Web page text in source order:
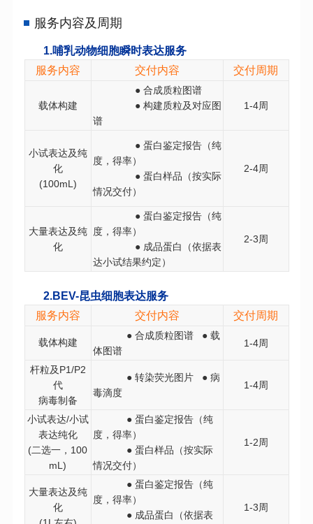
服务内容及周期
1.哺乳动物细胞瞬时表达服务
服务内容
交付内容 交付周期
载体构建
● 合成质粒图谱
● 构建质粒及对应图
谱
1-4周
小试表达及纯
化
(100mL)
● 蛋白鉴定报告（纯
度，得率）
● 蛋白样品 （按实际
情况交付）
2-4周
大量表达及纯
化
● 蛋白鉴定报告（纯
度，得率）
● 成品蛋白 （依据表
达小试结果约定）
2-3周
2.BEV-昆虫细胞表达服务
服务内容
交付内容 交付周期
载体构建
● 合成质粒图谱 ● 载
体图谱
1-4周
杆粒及P1/P2
代
病毒制备
● 转染荧光图片 ● 病
毒滴度
1-4周
小试表达/小试
表达纯化
(二选一，100
mL)
● 蛋白鉴定报告（纯
度，得率）
● 蛋白样品 （按实际
情况交付）
1-2周
大量表达及纯
化
● 蛋白鉴定报告（纯
度，得率）
● 成品蛋白 （依据表
1-3周